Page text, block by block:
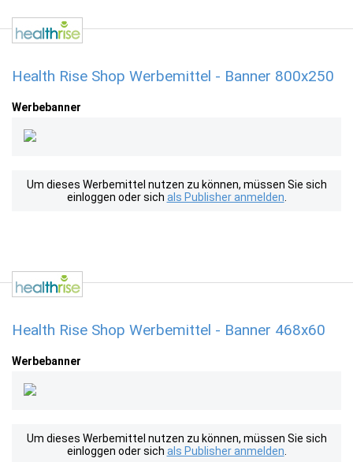
Health Rise Shop Werbemittel - Banner 800x250
Werbebanner
Um dieses Werbemittel nutzen zu können, müssen Sie sich
einloggen oder sich als Publisher anmelden
Health Rise Shop Werbemittel - Banner 468x60
Werbebanner
Um dieses Werbemittel nutzen zu können, müssen Sie sich
einloggen oder sich als Publisher anmelden